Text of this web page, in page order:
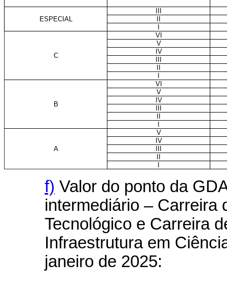
ESPECIAL
C
VI
V
IV
B
VI
V
IV
A
V
IV
f) Valor do ponto da
intermediário – Carreira
Tecnológico e Carreira
Infraestrutura em
janeiro de 2025: